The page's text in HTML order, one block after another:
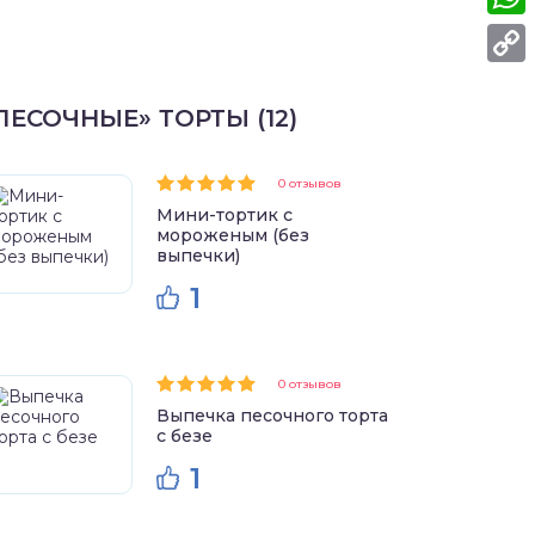
ТОРТЫ (12)
0 отзывов
Мини-тортик с
мороженым (без
выпечки)
1
0 отзывов
Выпечка песочного торта
с безе
1